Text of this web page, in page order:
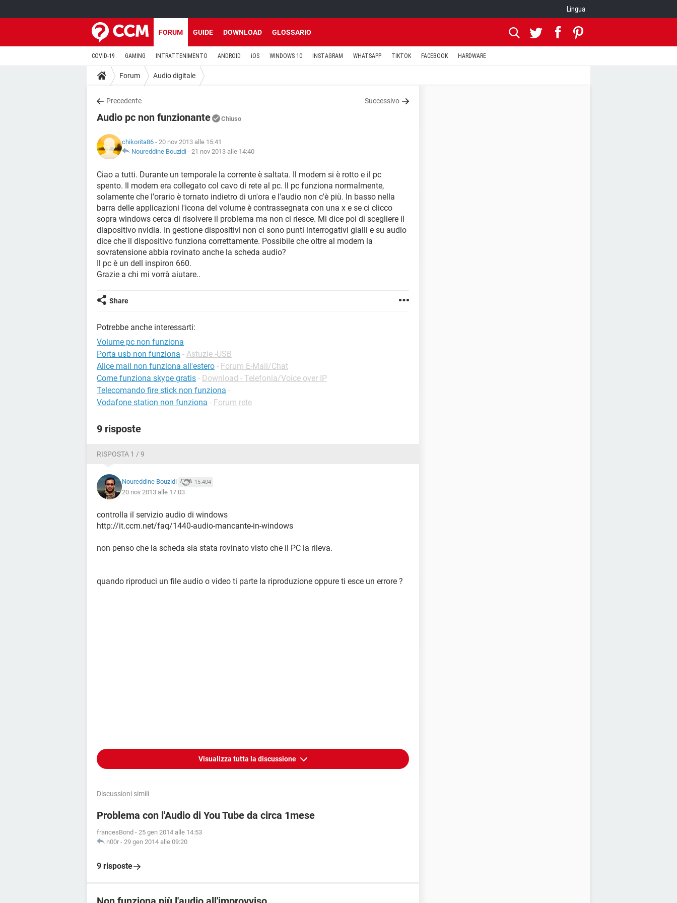
Lingua
FORUM GUIDE DOWNLOAD GLOSSARIO
COVID-19 GAMING INTRATTENIMENTO ANDROID iOS WINDOWS 10 INSTAGRAM WHATSAPP TIKTOK FACEBOOK HARDWARE
Forum Audio digitale
Precedente Successivo
Audio pc non funzionante Chiuso
chikorita86 - 20 nov 2013 alle 15:41
Noureddine Bouzidi - 21 nov 2013 alle 14:40
Ciao a tutti. Durante un temporale la corrente è saltata. Il modem si è rotto e il pc
spento. Il modem era collegato col cavo di rete al pc. Il pc funziona normalmente,
solamente che l'orario è tornato indietro di un'ora e l'audio non c'è più. In basso nella
barra delle applicazioni l'icona del volume è contrassegnata con una x e se ci clicco
sopra windows cerca di risolvere il problema ma non ci riesce. Mi dice poi di scegliere il
diapositivo nvidia. In gestione dispositivi non ci sono punti interrogativi gialli e su audio
dice che il dispositivo funziona correttamente. Possibile che oltre al modem la
sovratensione abbia rovinato anche la scheda audio?
Il pc è un dell inspiron 660.
Grazie a chi mi vorrà aiutare..
Share
Potrebbe anche interessarti:
Volume pc non funziona
Porta usb non funziona - Astuzie -USB
Alice mail non funziona all'estero - Forum E-Mail/Chat
Come funziona skype gratis - Download - Telefonia/Voice over IP
Telecomando fire stick non funziona -
Vodafone station non funziona - Forum rete
9 risposte
RISPOSTA 1 / 9
Noureddine Bouzidi 15.404
20 nov 2013 alle 17:03
controlla il servizio audio di windows
http://it.ccm.net/faq/1440-audio-mancante-in-windows
non penso che la scheda sia stata rovinato visto che il PC la rileva.
quando riproduci un file audio o video ti parte la riproduzione oppure ti esce un errore ?
Visualizza tutta la discussione
Discussioni simili
Problema con l'Audio di You Tube da circa 1mese
francesBond - 25 gen 2014 alle 14:53
n00r - 29 gen 2014 alle 09:20
9 risposte